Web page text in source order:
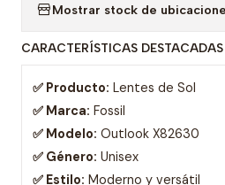
Mostrar stock de
CARACTERÍSTICAS DESTACADAS
✅ Producto: Lentes de Sol
✅ Marca: Fossil
✅ Modelo: Outlook X82630
✅ Género: Unisex
✅ Estilo: Moderno y versátil